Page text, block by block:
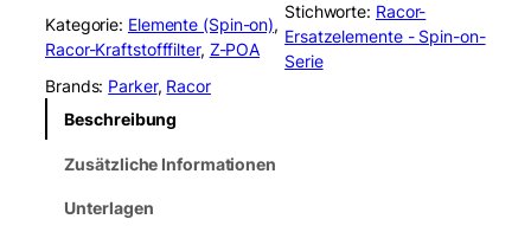
Kategorie: Elemente (Spin-on)
Racor-Kraftstofffilter, Z-POA
Stichworte: Racor-
Ersatzelemente - Spin-on-
Serie
Brands: Parker, Racor
Beschreibung
Zusätzliche Informationen
Unterlagen